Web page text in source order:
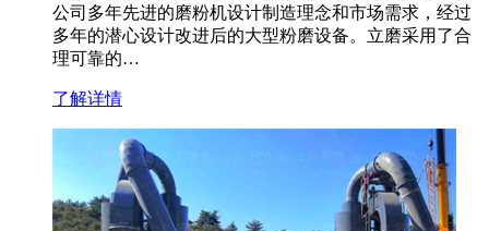
公司多年先进的磨粉机设计制造理念和市场需求，经过
多年的潜心设计改进后的大型粉磨设备。立磨采用了合
理可靠的…
了解详情